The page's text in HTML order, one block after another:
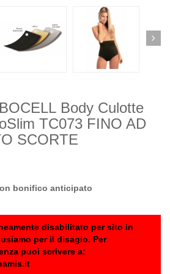
Body Culotte
TC073 FINO AD
SCORTE
bonifico anticipato
disabilitato per sito in
per il disagio. Per
puoi scrivere a: